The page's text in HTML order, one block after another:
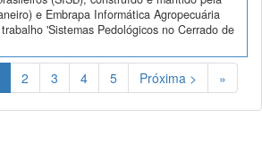
e Embrapa Informática Agropecuária
'Sistemas Pedológicos no Cerrado de
(Atual)
2 3 4 5 Próxima > »